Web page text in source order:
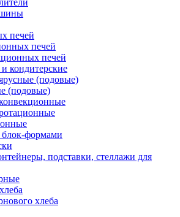
печей
печей
печей
кондитерские
(подовые)
(подовые)
блок-формами
подставки, стеллажи для
хлеба